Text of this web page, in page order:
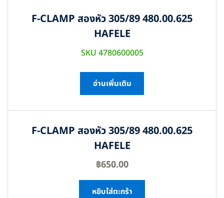
F-CLAMP สองหัว 305/89 480.00.625
HAFELE
SKU 4780600005
อ่านเพิ่มเติม
F-CLAMP สองหัว 305/89 480.00.625
HAFELE
฿650.00
หยิบใส่ตะกร้า